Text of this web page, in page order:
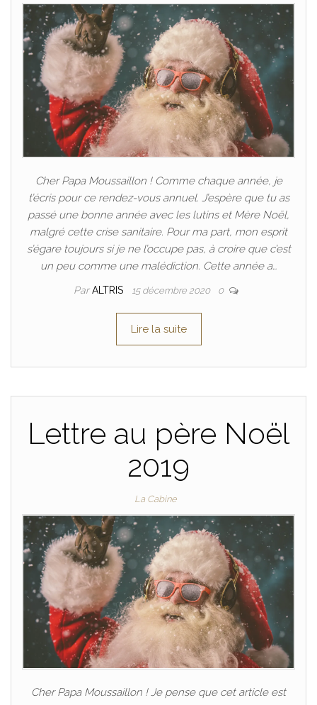
Cher Papa Moussaillon ! Comme chaque année, je
t’écris pour ce rendez-vous annuel. J’espère que tu as
passé une bonne année avec les lutins et Mère Noël,
malgré cette crise sanitaire. Pour ma part, mon esprit
s’égare toujours si je ne l’occupe pas, à croire que c’est
un peu comme une malédiction. Cette année a…
ParALTRIS 15 décembre 2020 0
Lire la suite
Lettre au père Noël
2019
La Cabine
Cher Papa Moussaillon ! Je pense que cet article est